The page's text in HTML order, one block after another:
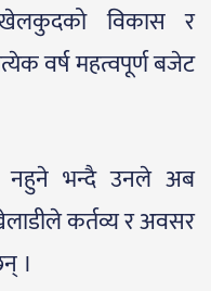
खेलकुदको विकास र
वर्ष महत्वपूर्ण बजेट
नहुने भन्दै उनले अब
कर्तव्य र अवसर
।